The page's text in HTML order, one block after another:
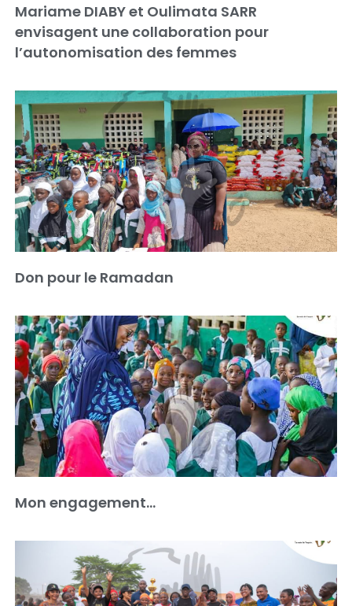
Mariame DIABY et Oulimata SARR
envisagent une collaboration pour
l’autonomisation des femmes
Don pour le Ramadan
Mon engagement…